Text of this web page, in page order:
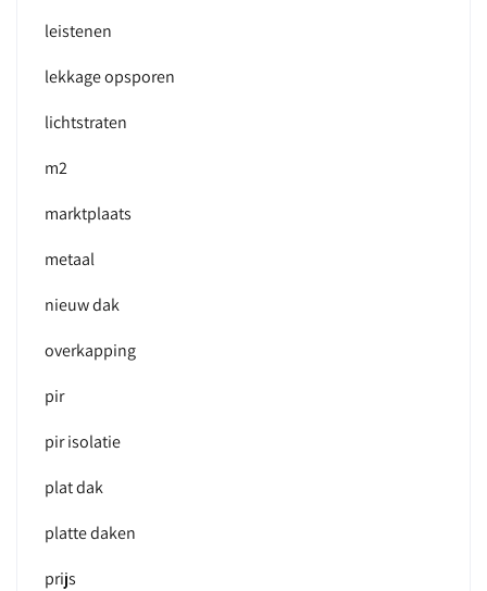
leistenen
lekkage opsporen
lichtstraten
m2
marktplaats
metaal
nieuw dak
overkapping
pir
pir isolatie
plat dak
platte daken
prijs